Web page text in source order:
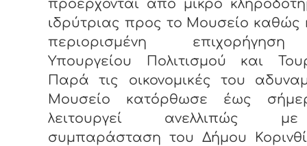
προέρχονται από μικρό
ιδρύτριας προς το Μουσείο καθώς
περιορισμένη
Υπουργείου Πολιτισμού και
Παρά τις οικονομικές του
Μουσείο κατόρθωσε έως
λειτουργεί ανελλιπώς
συμπαράσταση του Δήμου